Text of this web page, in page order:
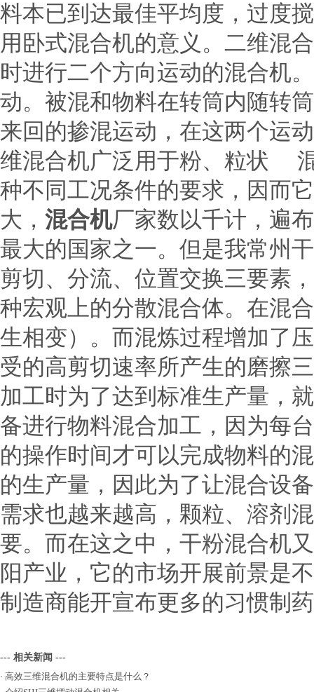
料本已到达最佳平均度，过度
用卧式混合机的意义。二维混
时进行二个方向运动的混合机
动。被混和物料在转筒内随转
来回的掺混运动，在这两个运
维混合机广泛用于粉、粒状
种不同工况条件的要求，因而
大， 混合机厂家数以千计，遍
最大的国家之一。但是我常州
剪切、分流、位置交换三要素
种宏观上的分散混合体。在混
生相变）。而混炼过程增加了
受的高剪切速率所产生的磨擦
加工时为了达到标准生产量，
备进行物料混合加工，因为每
的操作时间才可以完成物料的
的生产量，因此为了让混合设
需求也越来越高，颗粒、溶剂
要。而在这之中，干粉混合机
阳产业，它的市场开展前景是
制造商能开宣布更多的习惯制
--- 相关新闻 ---
· 高效三维混合机的主要特点是什么？